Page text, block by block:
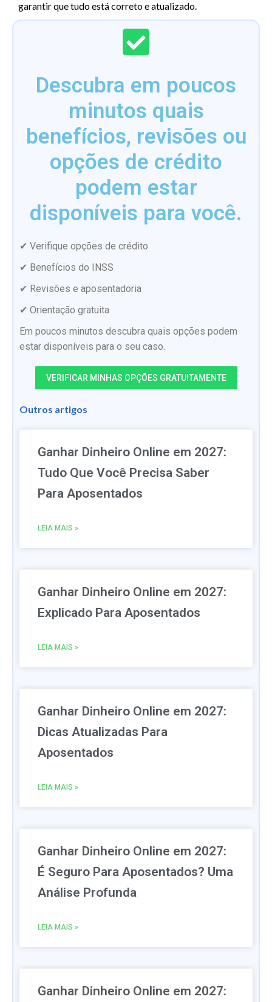
garantir que tudo está correto e atualizado.
Descubra em poucos
minutos quais
benefícios, revisões ou
opções de crédito
podem estar
disponíveis para você.
✔ Verifique opções de crédito
✔ Benefícios do INSS
✔ Revisões e aposentadoria
✔ Orientação gratuita
Em poucos minutos descubra quais opções podem
estar disponíveis para o seu caso.
VERIFICAR MINHAS OPÇÕES GRATUITAMENTE
Outros artigos
Ganhar Dinheiro Online em 2027:
Tudo Que Você Precisa Saber
Para Aposentados
LEIA MAIS »
Ganhar Dinheiro Online em 2027:
Explicado Para Aposentados
LEIA MAIS »
Ganhar Dinheiro Online em 2027:
Dicas Atualizadas Para
Aposentados
LEIA MAIS »
Ganhar Dinheiro Online em 2027:
É Seguro Para Aposentados? Uma
Análise Profunda
LEIA MAIS »
Ganhar Dinheiro Online em 2027: